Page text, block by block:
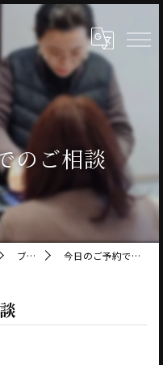
のご相談
ブログ 今日のご予約でのご相談